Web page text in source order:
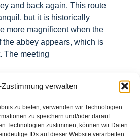
verwalten
zu bieten, verwenden wir Technologien
zu speichern und/oder darauf
Technologien zustimmen, können wir Daten
IDs auf dieser Website verarbeiten.
and back again. This route
but it is historically
more magnificent when the
the abbey appears, which is
The meeting